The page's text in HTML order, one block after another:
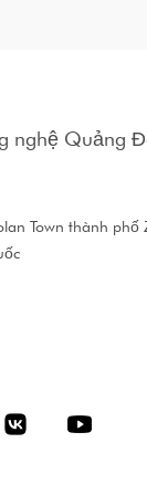
Town thành phố